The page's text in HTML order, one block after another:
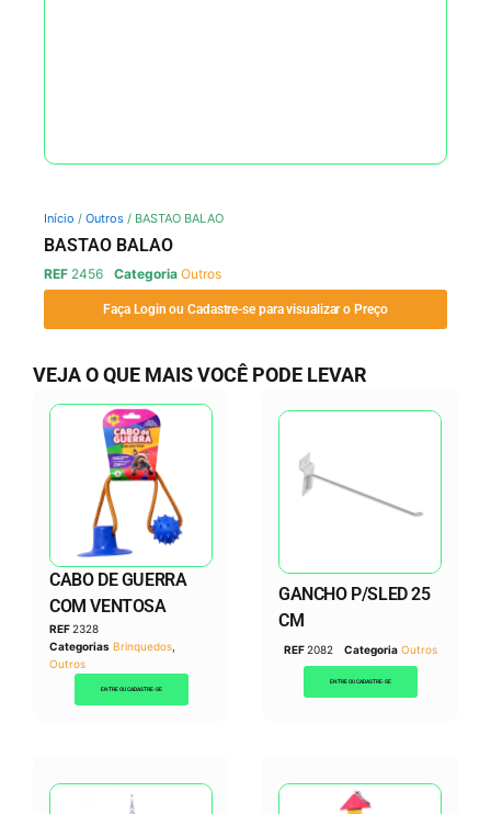
Início / Outros / BASTAO BALAO
BASTAO BALAO
REF 2456 Categoria Outros
Faça Login ou Cadastre-se para visualizar o Preço
VEJA O QUE MAIS VOCÊ PODE LEVAR
CABO DE GUERRA
COM VENTOSA
REF2328
Categorias Brinquedos
Outros
ENTRE OU CADASTRE-SE
GANCHO P/SLED 25
CM
REF2082 Categoria Outros
ENTRE OU CADASTRE-SE